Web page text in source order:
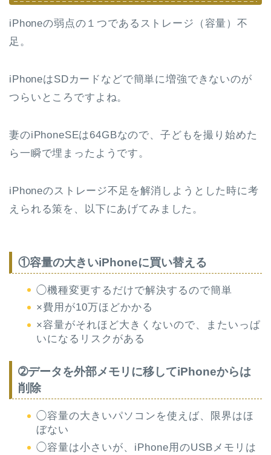
iPhoneの弱点の１つであるストレージ（容量）不
足。
iPhoneはSDカードなどで簡単に増強できないのが
つらいところですよね。
妻のiPhoneSEは64GBなので、子どもを撮り始めた
ら一瞬で埋まったようです。
iPhoneのストレージ不足を解消しようとした時に考
えられる策を、以下にあげてみました。
①容量の大きいiPhoneに買い替える
◯機種変更するだけで解決するので簡単
×費用が10万ほどかかる
×容量がそれほど大きくないので、またいっぱ
いになるリスクがある
➁データを外部メモリに移してiPhoneからは
削除
◯容量の大きいパソコンを使えば、限界はほ
ぼない
◯容量は小さいが、iPhone用のUSBメモリは